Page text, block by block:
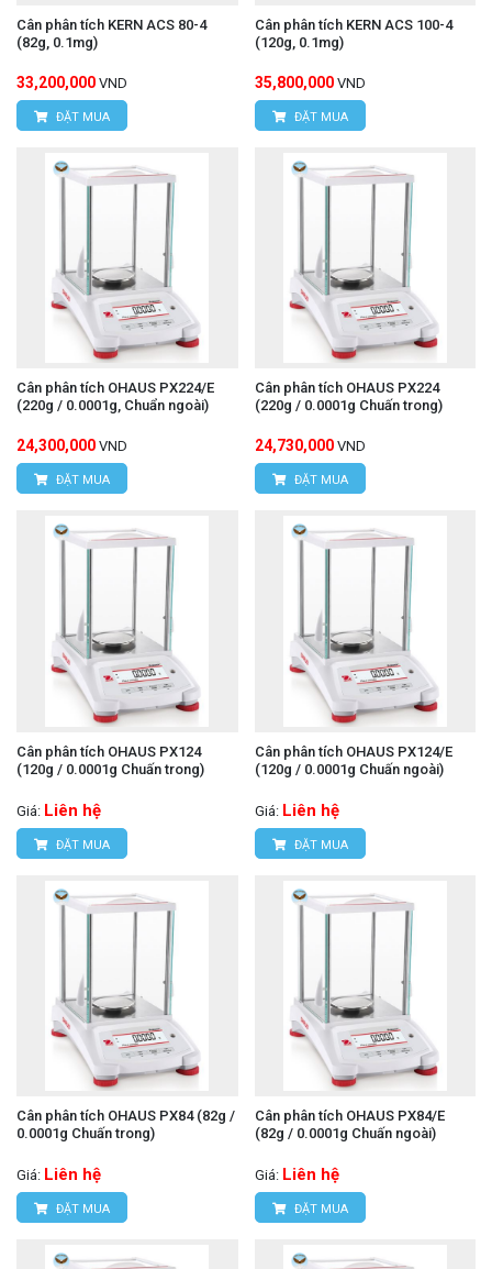
Cân phân tích KERN ACS 80-4
(82g, 0.1mg)
33,200,000 VND
ĐẶT MUA
Cân phân tích KERN ACS 100-4
(120g, 0.1mg)
35,800,000 VND
ĐẶT MUA
Cân phân tích OHAUS PX224/E
(220g / 0.0001g, Chuẩn ngoài)
24,300,000 VND
ĐẶT MUA
Cân phân tích OHAUS PX224
(220g / 0.0001g Chuấn trong)
24,730,000 VND
ĐẶT MUA
Cân phân tích OHAUS PX124
(120g / 0.0001g Chuấn trong)
Giá: Liên hệ
ĐẶT MUA
Cân phân tích OHAUS PX124/E
(120g / 0.0001g Chuấn ngoài)
Giá: Liên hệ
ĐẶT MUA
Cân phân tích OHAUS PX84 (82g /
0.0001g Chuấn trong)
Giá: Liên hệ
ĐẶT MUA
Cân phân tích OHAUS PX84/E
(82g / 0.0001g Chuấn ngoài)
Giá: Liên hệ
ĐẶT MUA